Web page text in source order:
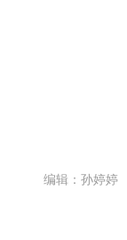
编辑：孙婷婷